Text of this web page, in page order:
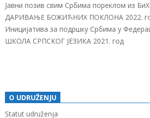
Јавни позив свим Србима пореклом из БиХ
ДАРИВАЊЕ БОЖИЋНИХ ПОКЛОНА 2022.
Иницијатива за подршку Србима у
ШКОЛА СРПСКОГ ЈЕЗИКА 2021. год
O UDRUŽENJU
Statut udruženja